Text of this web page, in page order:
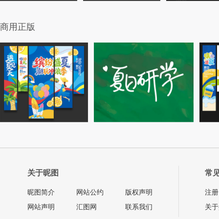
商用正版
关于昵图
昵图简介
网站声明
网站公约
汇图网
版权声明
联系我们
常
注册
关